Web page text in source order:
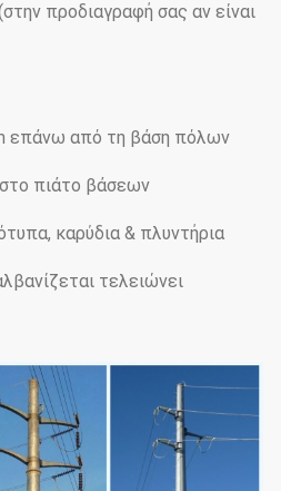
προδιαγραφή σας αν είναι
επάνω από τη βάση πόλων
πιάτο βάσεων
καρύδια & πλυντήρια
τελειώνει